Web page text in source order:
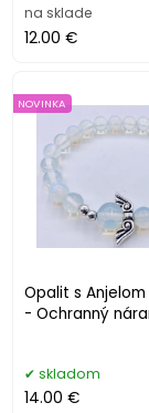
na sklade
12.00 €
Opalit s
- Ochranný
NOVINKA
skladom
14.00 €